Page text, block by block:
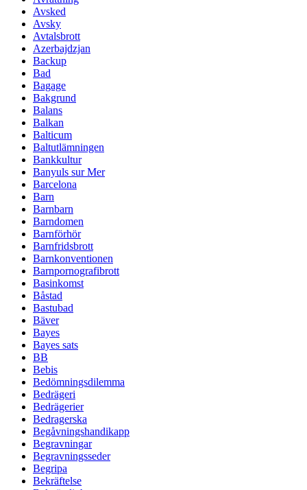
Avsked
Avsky
Avtalsbrott
Azerbajdzjan
Backup
Bad
Bagage
Bakgrund
Balans
Balkan
Balticum
Baltutlämningen
Bankkultur
Banyuls sur Mer
Barcelona
Barn
Barnbarn
Barndomen
Barnförhör
Barnfridsbrott
Barnkonventionen
Barnpornografibrott
Basinkomst
Båstad
Bastubad
Bäver
Bayes
Bayes sats
BB
Bebis
Bedömningsdilemma
Bedrägeri
Bedrägerier
Bedragerska
Begåvningshandikapp
Begravningar
Begravningsseder
Begripa
Bekräftelse